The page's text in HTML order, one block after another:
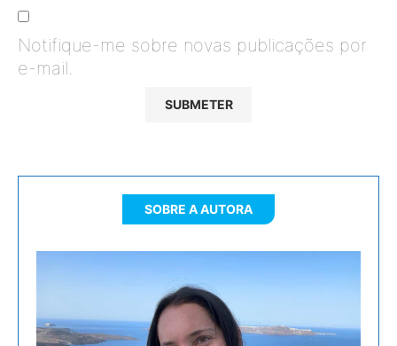
Notifique-me sobre novas publicações por
e-mail.
SOBRE A AUTORA